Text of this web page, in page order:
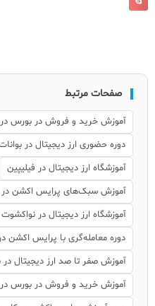
صفحات مرتبط
آموزش خرید و فروش در بورس در
دوره حضوری ارز دیجیتال در
آموزشگاه ارز دیجیتال در فیلیپین
آموزش سبک‌های پرایس اکشن
آموزشگاه ارز دیجیتال در نواکشوت
دوره معامله‌گری با پرایس اکشن
آموزش صفر تا صد ارز دیجیتال در
آموزش خرید و فروش در بورس در